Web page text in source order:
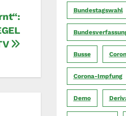
Bundestagswahl
Busse
Corona-Impfung
Demo